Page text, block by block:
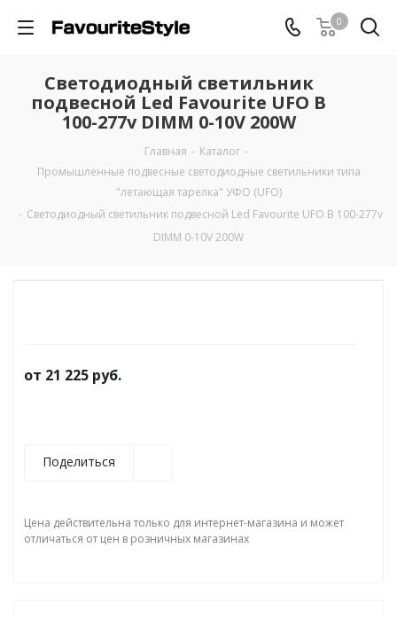
0
Светодиодный светильник
подвесной Led Favourite UFO B
100-277v DIMM 0-10V 200W
Главная - Каталог -
Промышленные подвесные cветодиодные светильники типа
"летающая тарелка" УФО (UFO)
- Светодиодный светильник подвесной Led Favourite UFO B 100-277v
DIMM 0-10V 200W
от 21 225 руб.
Поделиться
Цена действительна только для интернет-магазина и может
отличаться от цен в розничных магазинах